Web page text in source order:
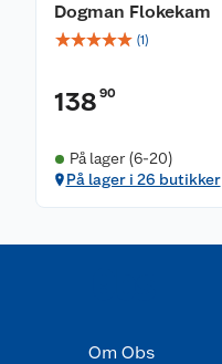
Dogman Flokekam
☆☆☆☆☆ (1)
138 90
På lager (6-20)
På lager i 26 butikker
Om Obs